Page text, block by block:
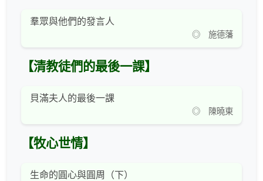
羣眾與他們的發言人
◎ 施德藩
【清教徒們的最後一課】
貝滿夫人的最後一課
◎ 陳曉東
【牧心世情】
生命的圓心與圓周（下）